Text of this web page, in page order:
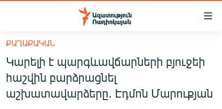
Մատչելիության
հիմնական
բովանդակությանը
Անցնել
հիմնական
մենյուին
ՀԱՅԱՍՏԱՆ
ՔԱՂԱՔԱԿԱՆ
ՔԱՂԱՔԱԿԱՆ
Կարելի է պարգևավճարների բյուջեի
հաշվին բարձրացնել
աշխատավարձերը. Էդմոն Մարուքյան